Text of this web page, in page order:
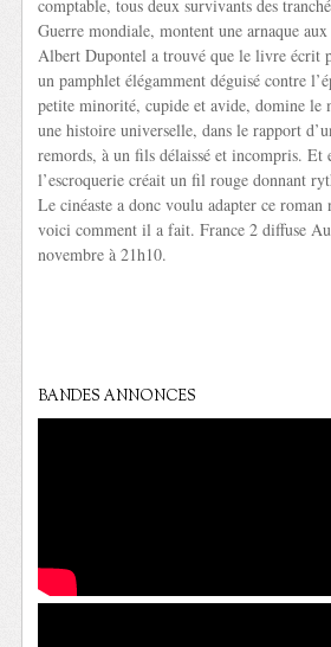
comptable, tous deux survivants des
Guerre mondiale, montent une arnaque
Albert Dupontel a trouvé que le livre écrit
un pamphlet élégamment déguisé contre
petite minorité, cupide et avide, domine le
une histoire universelle, dans le rapport
remords, à un fils délaissé et incompris.
l’escroquerie créait un fil rouge donnant
Le cinéaste a donc voulu adapter ce
voici comment il a fait. France 2 diffuse
novembre à 21h10.
BANDES ANNONCES